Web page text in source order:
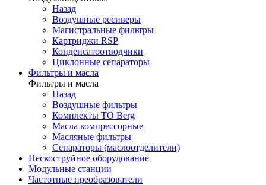
Назад
Воздушные ресиверы
Магистральные фильтры
Картриджи RSP
Конденсатоотводчики
Циклонные сепараторы
Фильтры и масла
Фильтры и масла
Назад
Воздушные фильтры
Комплекты ТО Berg
Масла компрессорные
Масляные фильтры
Сепараторы (маслоотделители)
Пескоструйное оборудование
Модульные станции
Частотные преобразователи